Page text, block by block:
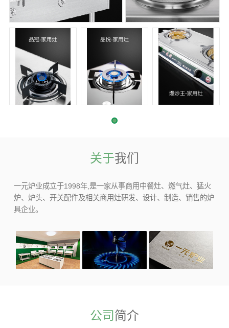
关于我们
一元炉业成立于1998年,是一家从事商用中餐灶、燃气灶、猛火
炉、炉头、开关配件及相关商用灶研发、设计、制造、销售的炉
具企业。
公司简介